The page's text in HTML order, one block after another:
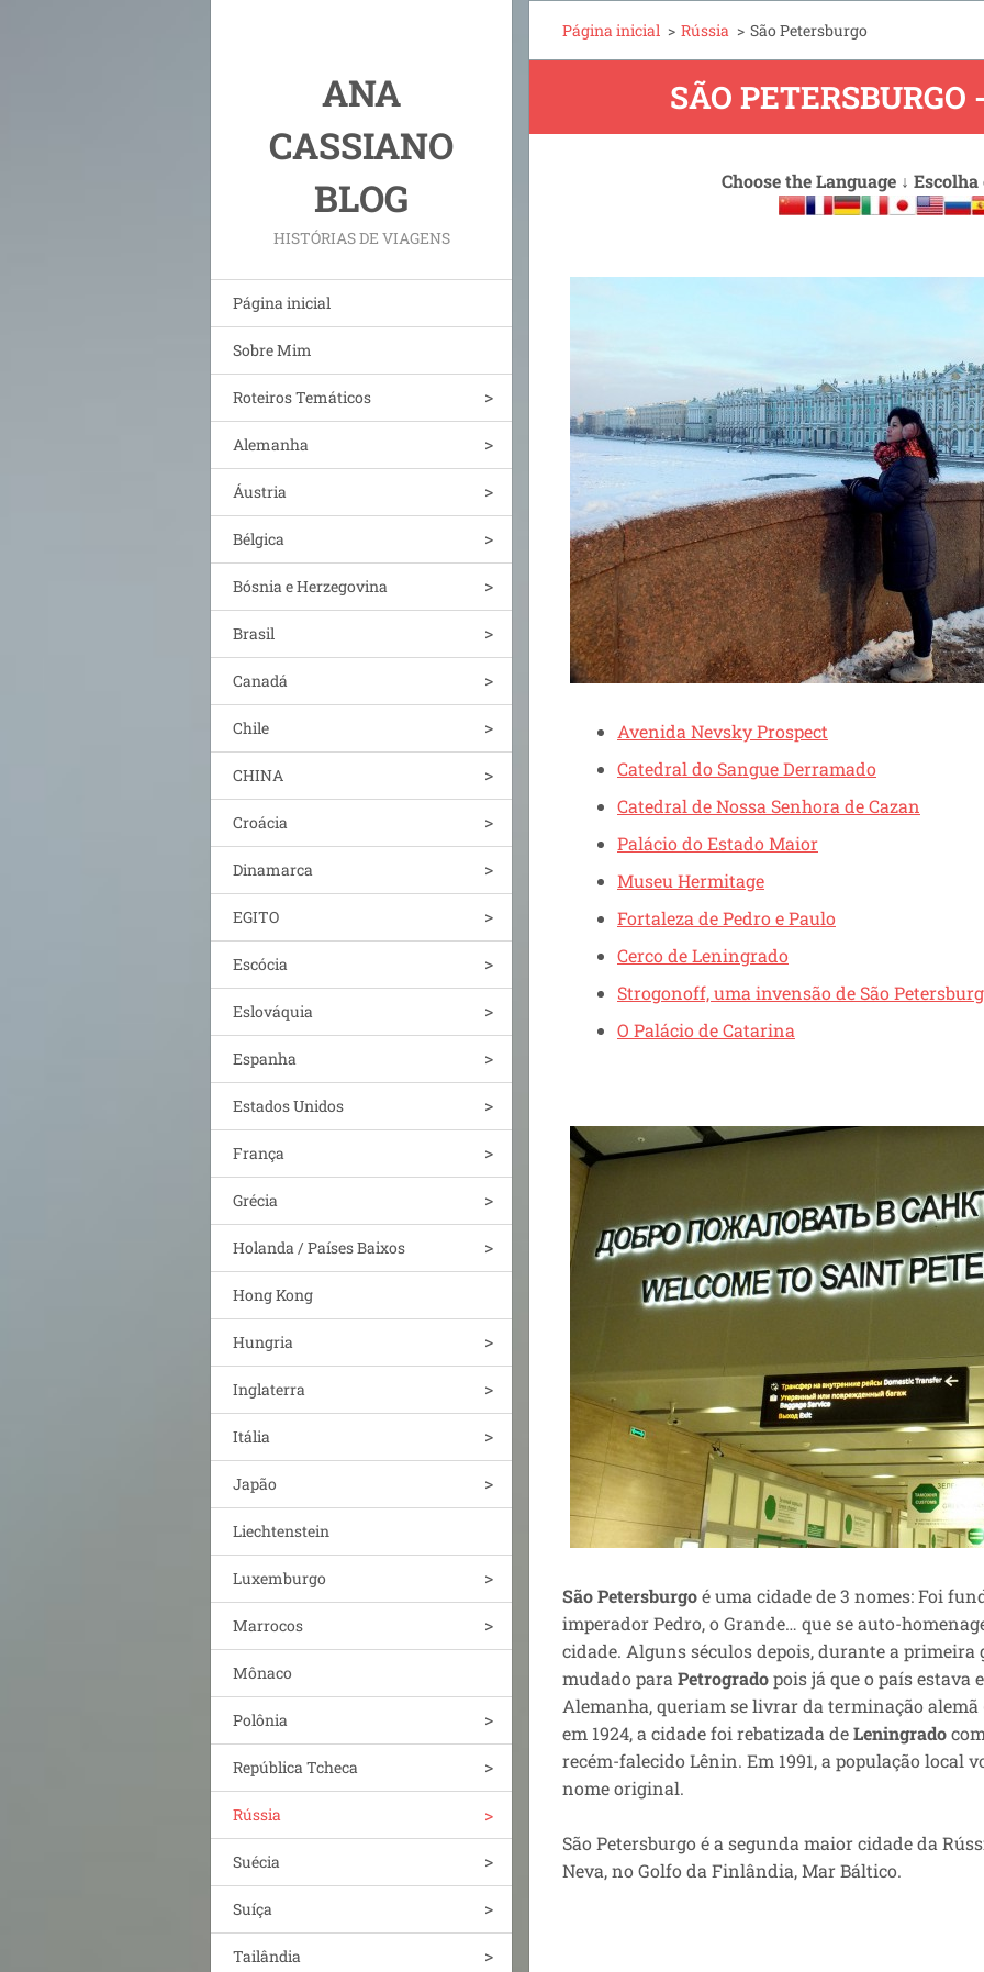
ANA
CASSIANO
BLOG
HISTÓRIAS DE VIAGENS
Página inicial
Sobre Mim
Roteiros Temáticos
Alemanha
Áustria
Bélgica
Bósnia e Herzegovina
Brasil
Canadá
Chile
CHINA
Croácia
Dinamarca
EGITO
Escócia
Eslováquia
Espanha
Estados Unidos
França
Grécia
Holanda / Países Baixos
Hong Kong
Hungria
Inglaterra
Itália
Japão
Liechtenstein
Luxemburgo
Marrocos
Mônaco
Polônia
República Tcheca
Rússia
Suécia
Suíça
Tailândia
Página inicial > Rússia > São Petersburgo
SÃO PETERSBURGO
Choose the Language ↓
Avenida Nevsky Prospect
Catedral do Sangue Derramado
Catedral de Nossa Senhora de Cazan
Palácio do Estado Maior
Museu Hermitage
Fortaleza de Pedro e Paulo
Cerco de Leningrado
Strogonoff, uma invensão de São
O Palácio de Catarina
São Petersburgoé uma cidade de 3 nomes: Foi
imperador Pedro, o Grande… que se auto-
cidade. Alguns séculos depois, durante a
mudado para Petrogradopois já que o país estava
Alemanha, queriam se livrar da terminação alemã
em 1924, a cidade foi rebatizada deLeningrado
recém-falecido Lênin. Em 1991, a população local
nome original.
São Petersburgo é a segunda maior cidade da
Neva, no Golfo da Finlândia, Mar Báltico.